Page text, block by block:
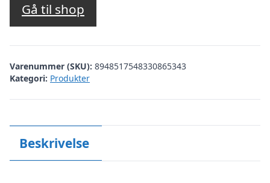
Gå til shop
Varenummer (SKU): 8948517548330865343
Kategori: Produkter
Beskrivelse